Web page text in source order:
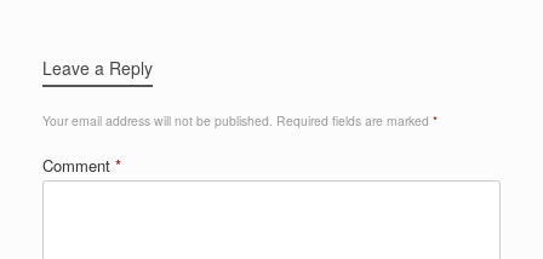
Leave a Reply
Your email address will not be published. Required fields are marked *
Comment *